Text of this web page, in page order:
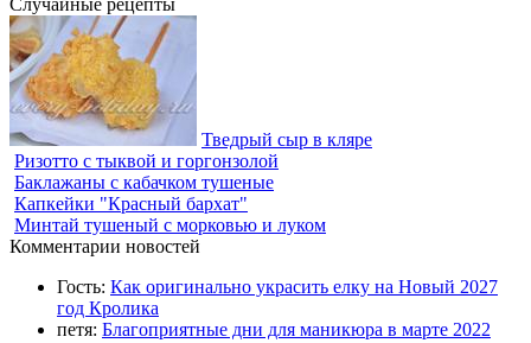
Случайные рецепты
Тведрый сыр в кляре
Ризотто с тыквой и горгонзолой
Баклажаны с кабачком тушеные
Капкейки "Красный бархат"
Минтай тушеный с морковью и луком
Комментарии новостей
Гость: Как оригинально украсить елку на Новый 2027
год Кролика
петя: Благоприятные дни для маникюра в марте 2022